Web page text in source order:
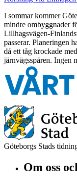
I sommar kommer
mindre ombyggnader
Lillhagsvägen-
passerar. Planeringen
då ett tåg krockade
järnvägsspåren. Ingen
Göteborgs Stads
Om oss